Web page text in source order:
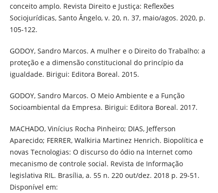
conceito amplo. Revista Direito e Justiça: Reflexões
Sociojurídicas, Santo Ângelo, v. 20, n. 37, maio/agos. 2020, p.
105-122.
GODOY, Sandro Marcos. A mulher e o Direito do Trabalho: a
proteção e a dimensão constitucional do princípio da
igualdade. Birigui: Editora Boreal. 2015.
GODOY, Sandro Marcos. O Meio Ambiente e a Função
Socioambiental da Empresa. Birigui: Editora Boreal. 2017.
MACHADO, Vinícius Rocha Pinheiro; DIAS, Jefferson
Aparecido; FERRER, Walkiria Martinez Henrich. Biopolítica e
novas Tecnologias: O discurso do ódio na Internet como
mecanismo de controle social. Revista de Informação
legislativa RIL. Brasília, a. 55 n. 220 out/dez. 2018 p. 29-51.
Disponível em: